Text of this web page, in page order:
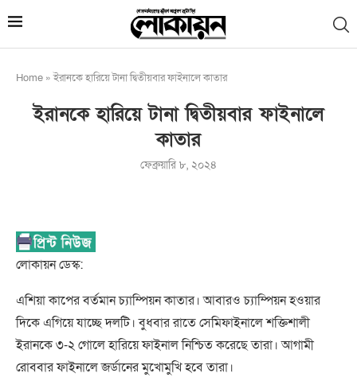
Home »ইরানকে হারিয়ে টানা দ্বিতীয়বার ফাইনালে কাতার
ইরানকে হারিয়ে টানা দ্বিতীয়বার ফাইনালে
কাতার
ফেব্রুয়ারি ৮, ২০২৪
লোকায়ন ডেস্ক:
এশিয়া কাপের বর্তমান চ্যাম্পিয়ন কাতার। আবারও চ্যাম্পিয়ন হওয়ার
দিকে এগিয়ে যাচ্ছে দলটি। বুধবার রাতে সেমিফাইনালে শক্তিশালী
ইরানকে ৩-২ গোলে হারিয়ে ফাইনাল নিশ্চিত করেছে তারা। আগামী
রোববার ফাইনালে জর্ডানের মুখোমুখি হবে তারা।